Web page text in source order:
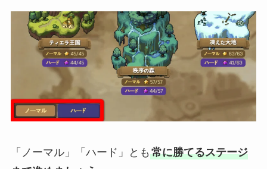
「ノーマル」「ハード」とも 常に勝てるステージ